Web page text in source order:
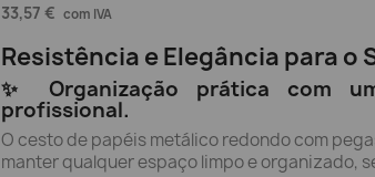
33,57 € com IVA
Resistência e Elegância para o
✨ Organização prática com
profissional.
O cesto de papéis metálico redondo com
manter qualquer espaço limpo e organizado,